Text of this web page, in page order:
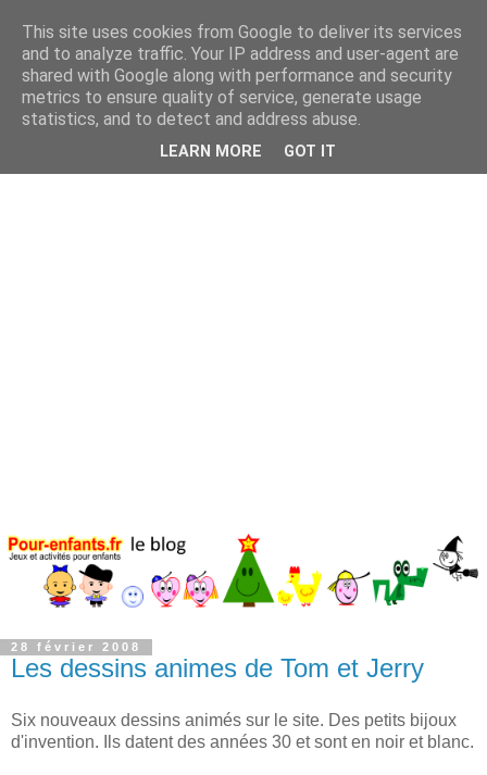
28 février 2008
Les dessins animes de Tom et Jerry
Six nouveaux dessins animés sur le site. Des petits bijoux
d'invention. Ils datent des années 30 et sont en noir et blanc.
This site uses cookies from Google to deliver its services
and to analyze traffic. Your IP address and user-agent are
shared with Google along with performance and security
metrics to ensure quality of service, generate usage
statistics, and to detect and address abuse.
LEARN MORE GOT IT